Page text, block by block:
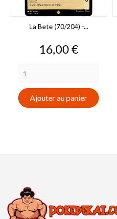
La Bete (70/204) -...
Prix
16,00 €
Ajouter au panier